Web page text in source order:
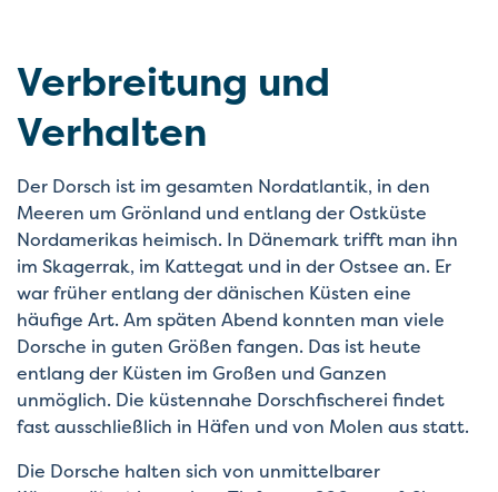
Verbreitung und
Verhalten
Der Dorsch ist im gesamten Nordatlantik, in den
Meeren um Grönland und entlang der Ostküste
Nordamerikas heimisch. In Dänemark trifft man ihn
im Skagerrak, im Kattegat und in der Ostsee an. Er
war früher entlang der dänischen Küsten eine
häufige Art. Am späten Abend konnten man viele
Dorsche in guten Größen fangen. Das ist heute
entlang der Küsten im Großen und Ganzen
unmöglich. Die küstennahe Dorschfischerei findet
fast ausschließlich in Häfen und von Molen aus statt.
Die Dorsche halten sich von unmittelbarer